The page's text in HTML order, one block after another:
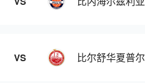
VS 比尔舒华夏普尔